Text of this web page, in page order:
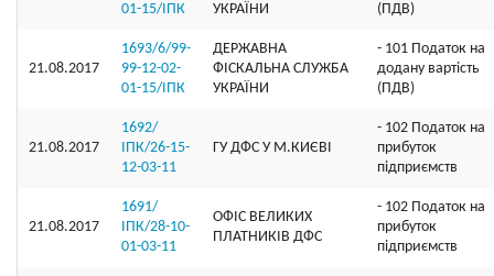
01-15/ІПК
УКРАЇНИ
(ПДВ)
21.08.2017
1693/6/99-
99-12-02-
01-15/ІПК
ДЕРЖАВНА
ФІСКАЛЬНА СЛУЖБА
УКРАЇНИ
- 101 Податок на
додану вартість
(ПДВ)
21.08.2017
1692/
ІПК/26-15-
12-03-11
ГУ ДФС У М.КИЄВI
- 102 Податок на
прибуток
підприємств
21.08.2017
1691/
ІПК/28-10-
01-03-11
ОФIС ВЕЛИКИХ
ПЛАТНИКIВ ДФС
- 102 Податок на
прибуток
підприємств